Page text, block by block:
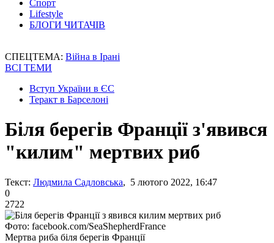
Спорт
Lifestyle
БЛОГИ ЧИТАЧІВ
СПЕЦТЕМА: Війна в Ірані
ВСІ ТЕМИ
Вступ України в ЄС
Теракт в Барселоні
Біля берегів Франції з'явився
"килим" мертвих риб
Текст: Людмила Садловська, 5 лютого 2022, 16:47
0
2722
Фото: facebook.com/SeaShepherdFrance
Мертва риба біля берегів Франції